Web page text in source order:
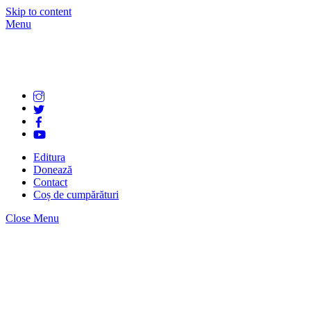
Skip to content
Menu
Editura
Donează
Contact
Coș de cumpărături
Close Menu